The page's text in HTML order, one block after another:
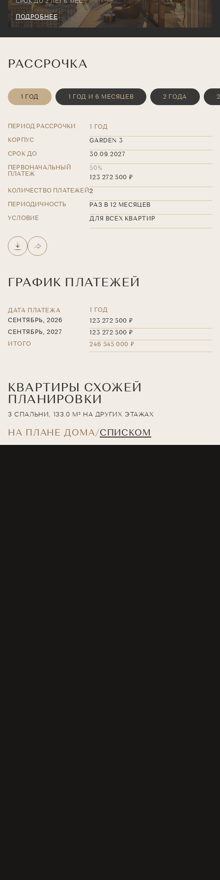
ПОДРОБНЕЕ
РАССРОЧКА
1 ГОД 1 ГОД И 6 МЕСЯЦЕВ 2 ГОДА
ПЕРИОД РАССРОЧКИ
1 ГОД
КОРПУС
GARDEN 3
СРОК ДО
30.09.2027
ПЕРВОНАЧАЛЬНЫЙ
ПЛАТЕЖ
50%
123 272 500 ₽
КОЛИЧЕСТВО ПЛАТЕЖЕЙ2
ПЕРИОДИЧНОСТЬ
РАЗ В 12 МЕСЯЦЕВ
УСЛОВИЕ
ДЛЯ ВСЕХ КВАРТИР
ГРАФИК ПЛАТЕЖЕЙ
ДАТА ПЛАТЕЖА
1 ГОД
СЕНТЯБРЬ, 2026
123 272 500 ₽
СЕНТЯБРЬ, 2027
123 272 500 ₽
ИТОГО
246 545 000 ₽
КВАРТИРЫ СХОЖЕЙ
ПЛАНИРОВКИ
3 СПАЛЬНИ, 133.0 М² НА ДРУГИХ ЭТАЖАХ
НА ПЛАНЕ ДОМА СПИСКОМ